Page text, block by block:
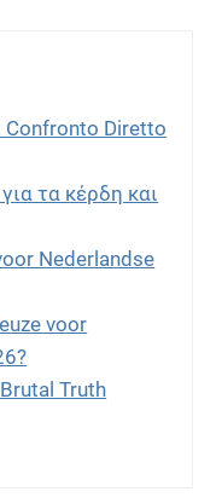
Confronto Diretto
τα κέρδη και
Nederlandse
voor
Truth